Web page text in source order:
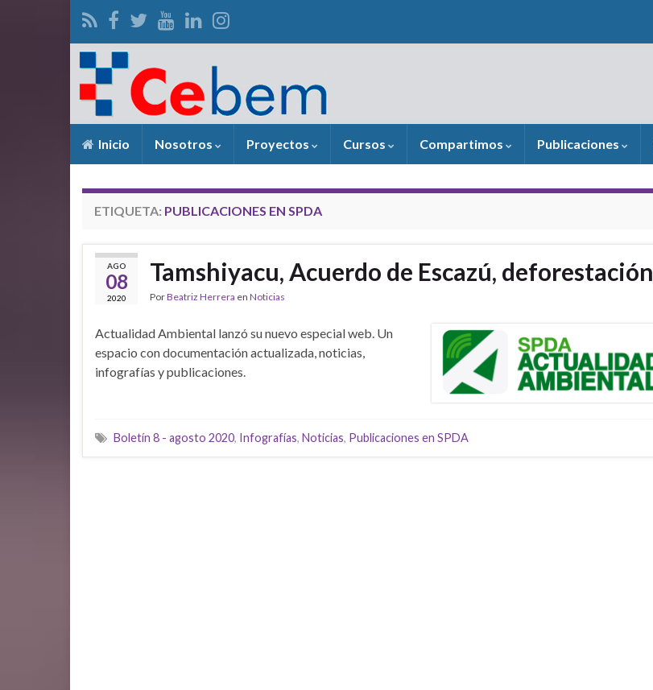
Inicio Nosotros Proyectos Cursos Compartimos Publicaciones
ETIQUETA: PUBLICACIONES EN SPDA
AGO
08
2020
Tamshiyacu, Acuerdo de Escazú, deforestación
PorBeatriz Herrera en Noticias
Actualidad Ambiental lanzó su nuevo especial web. Un
espacio con documentación actualizada, noticias,
infografías y publicaciones.
Boletín 8 - agosto 2020, Infografías, Noticias, Publicaciones en SPDA